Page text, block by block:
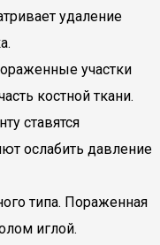
удаление
участки
костной ткани.
ставятся
ослабить давление
типа. Пораженная
иглой.